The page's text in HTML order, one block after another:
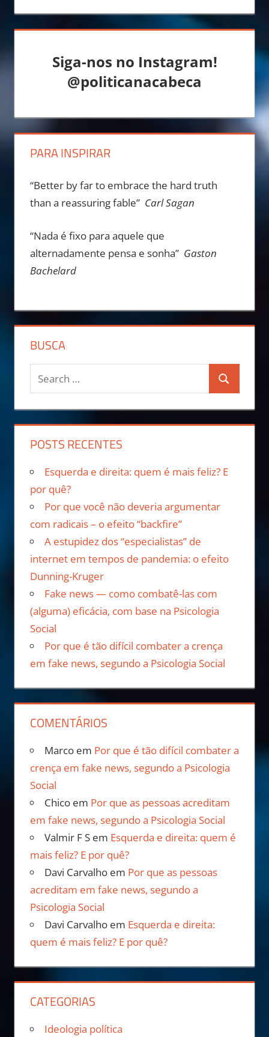
Siga-nos no Instagram!
@politicanacabeca
PARA INSPIRAR
“Better by far to embrace the hard truth
than a reassuring fable” Carl Sagan
“Nada é fixo para aquele que
alternadamente pensa e sonha” Gaston
Bachelard
BUSCA
POSTS RECENTES
Esquerda e direita: quem é mais feliz? E
por quê?
Por que você não deveria argumentar
com radicais – o efeito “backfire”
A estupidez dos “especialistas” de
internet em tempos de pandemia: o efeito
Dunning-Kruger
Fake news — como combatê-las com
(alguma) eficácia, com base na Psicologia
Social
Por que é tão difícil combater a crença
em fake news, segundo a Psicologia Social
COMENTÁRIOS
Marcoem Por que é tão difícil combater a
crença em fake news, segundo a Psicologia
Social
Chicoem Por que as pessoas acreditam
em fake news, segundo a Psicologia Social
Valmir F Sem Esquerda e direita: quem é
mais feliz? E por quê?
Davi Carvalhoem Por que as pessoas
acreditam em fake news, segundo a
Psicologia Social
Davi Carvalhoem Esquerda e direita:
quem é mais feliz? E por quê?
CATEGORIAS
Ideologia política